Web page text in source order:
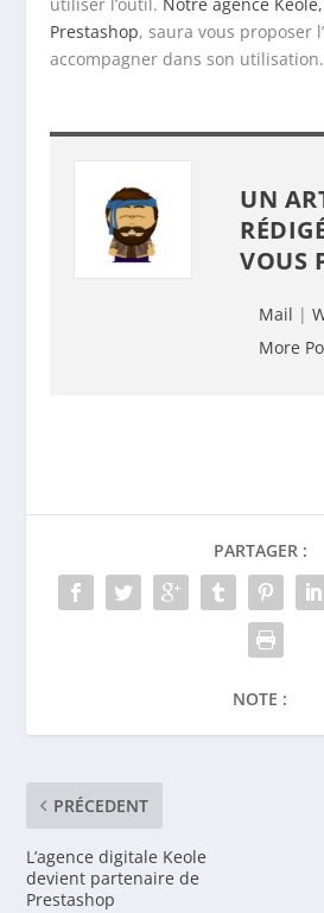
Prestashop, saura vous proposer
accompagner dans son utilisation.
UN
VOUS
Mail |
More
PARTAGER :
NOTE :
PRÉCEDENT
L’agence digitale Keole
devient partenaire de
Prestashop